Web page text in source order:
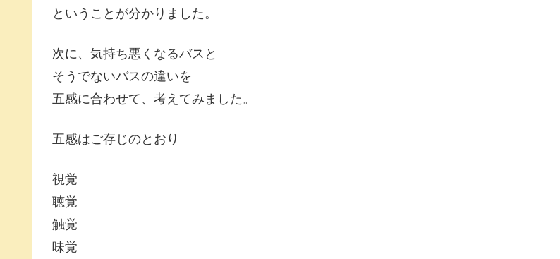
ということが分かりました。
次に、気持ち悪くなるバスと
そうでないバスの違いを
五感に合わせて、考えてみました。
五感はご存じのとおり
視覚
聴覚
触覚
味覚